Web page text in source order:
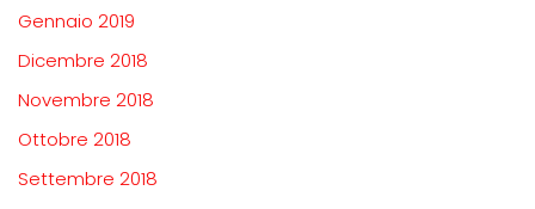
Gennaio 2019
Dicembre 2018
Novembre 2018
Ottobre 2018
Settembre 2018